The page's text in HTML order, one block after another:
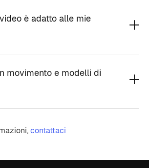
è adatto alle mie
movimento e modelli di
contattaci